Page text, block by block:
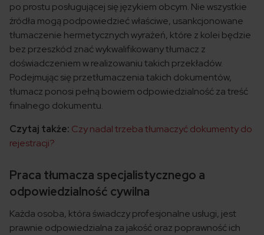
po prostu posługującej się językiem obcym. Nie wszystkie
źródła mogą podpowiedzieć właściwe, usankcjonowane
tłumaczenie hermetycznych wyrażeń, które z kolei będzie
bez przeszkód znać wykwalifikowany tłumacz z
doświadczeniem w realizowaniu takich przekładów.
Podejmując się przetłumaczenia takich dokumentów,
tłumacz ponosi pełną bowiem odpowiedzialność za treść
finalnego dokumentu.
Czytaj także: Czy nadal trzeba tłumaczyć dokumenty do
rejestracji?
Praca tłumacza specjalistycznego a
odpowiedzialność cywilna
Każda osoba, która świadczy profesjonalne usługi, jest
prawnie odpowiedzialna za jakość oraz poprawność ich